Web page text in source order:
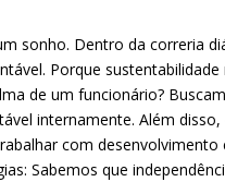
sonho. Dentro da correria
Porque
de um funcionário?
internamente. Além
com
Sabemos que